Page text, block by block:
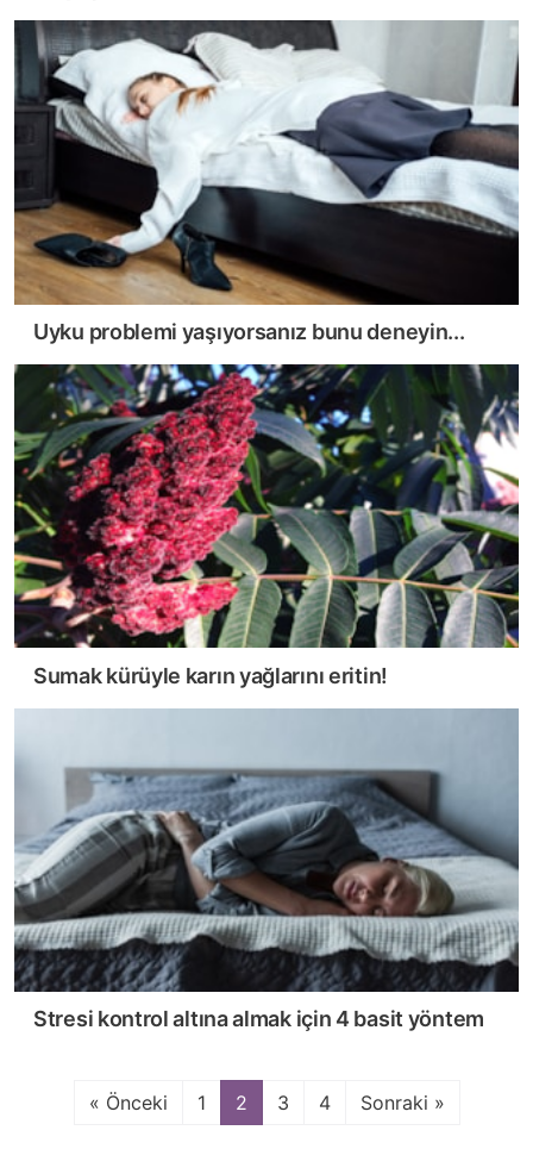
Uyku problemi yaşıyorsanız bunu deneyin...
Sumak kürüyle karın yağlarını eritin!
Stresi kontrol altına almak için 4 basit yöntem
« Önceki 1 2 3 4 Sonraki »